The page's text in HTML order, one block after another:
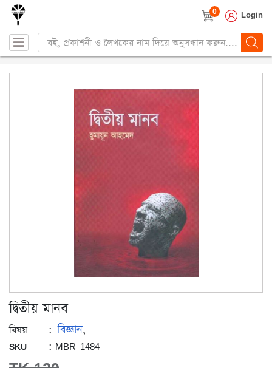
0 Login
Products
search
দ্বিতীয় মানব
বিষয় : বিজ্ঞান,
SKU : MBR-1484